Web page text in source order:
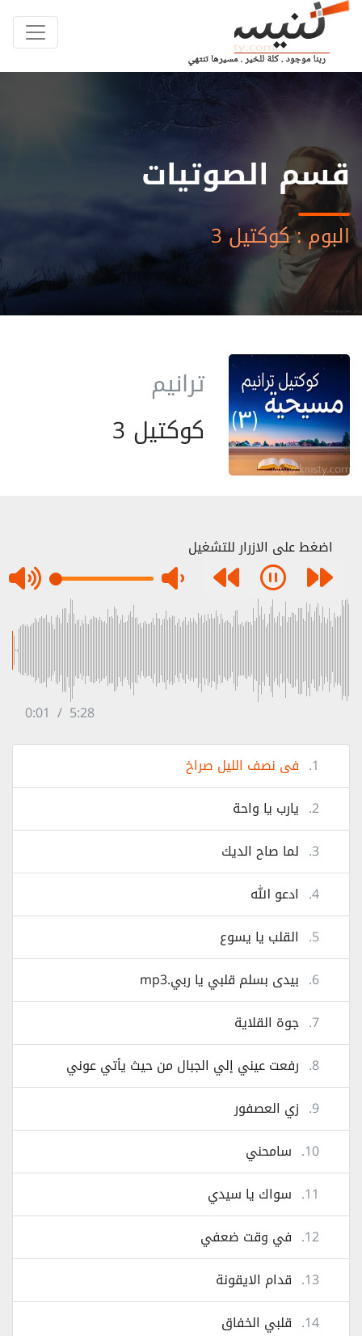
قسم الصوتيات
البوم : كوكتيل 3
ترانيم
كوكتيل 3
اضغط على الازرار للتشغيل
0:01 / 5:28
1.
فى نصف الليل صراخ
2. يارب يا واحة
3. لما صاح الديك
4. ادعو الله
5.
القلب يا يسوع
6. بيدى بسلم قلبي يا ربي.mp3
7. جوة القلاية
8. رفعت عيني إلي الجبال من حيث يأتي عوني
9. زي العصفور
10.
سامحني
11.
سواك يا سيدي
12.
في وقت ضعفي
13.
قدام الايقونة
14.
قلبي الخفاق